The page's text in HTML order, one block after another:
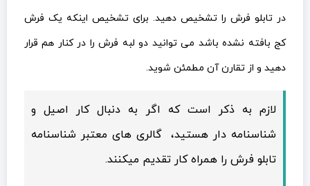
در تابلو فرش را تشخیص دهید. برای تشخیص اینکه یک فرش
کج بافته نشده باشد می توانید دو لبه فرش را در کنار هم قرار
دهید و از تقارن آن مطمئن شوید.
لازم به ذکر است که اگر به دنبال کار اصیل و
شناسنامه دار هستید، گالری های معتبر شناسنامه
تابلو فرش را همراه کار تقدیم میکنند.